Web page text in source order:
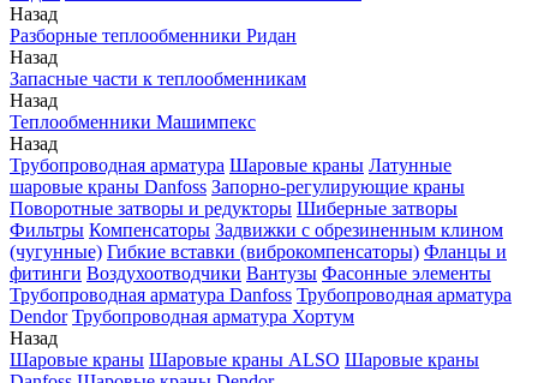
Назад
Разборные теплообменники Ридан
Назад
Запасные части к теплообменникам
Назад
Теплообменники Машимпекс
Назад
Трубопроводная арматура Шаровые краны Латунные
шаровые краны Danfoss Запорно-регулирующие краны
Поворотные затворы и редукторы Шиберные затворы
Фильтры Компенсаторы Задвижки с обрезиненным клином
(чугунные) Гибкие вставки (виброкомпенсаторы) Фланцы и
фитинги Воздухоотводчики Вантузы Фасонные элементы
Трубопроводная арматура Danfoss Трубопроводная арматура
Dendor Трубопроводная арматура Хортум
Назад
Шаровые краны Шаровые краны ALSO Шаровые краны